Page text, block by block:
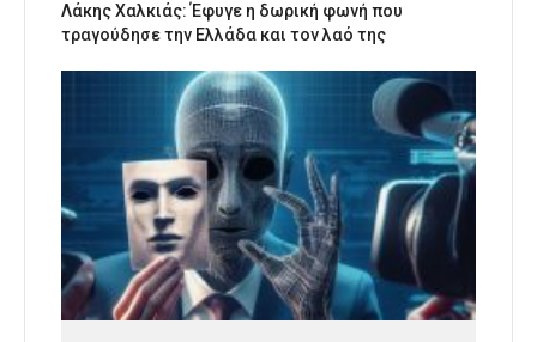
Λάκης Χαλκιάς: Έφυγε η δωρική φωνή που
τραγούδησε την Ελλάδα και τον λαό της